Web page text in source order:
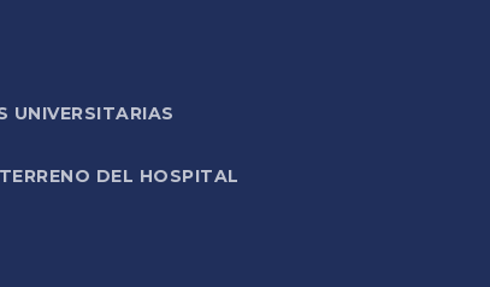
UNIVERSITARIAS
DEL HOSPITAL